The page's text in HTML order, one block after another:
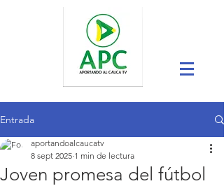
Entrada
Joven promesa del fútbol
aportandoalcaucatv
8 sept 2025 1 min de lectura